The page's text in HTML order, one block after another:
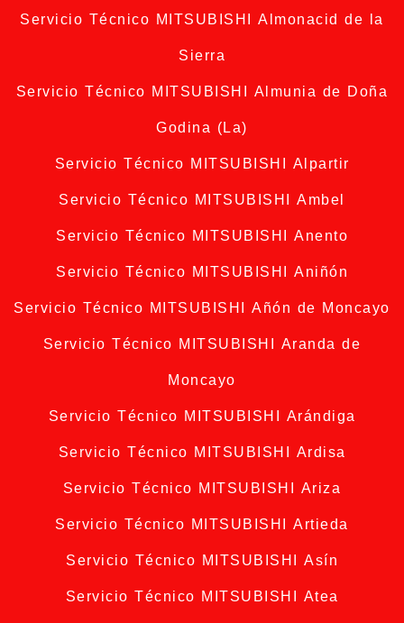
Servicio Técnico MITSUBISHI Almonacid de la
Sierra
Servicio Técnico MITSUBISHI Almunia de Doña
Godina (La)
Servicio Técnico MITSUBISHI Alpartir
Servicio Técnico MITSUBISHI Ambel
Servicio Técnico MITSUBISHI Anento
Servicio Técnico MITSUBISHI Aniñón
Servicio Técnico MITSUBISHI Añón de Moncayo
Servicio Técnico MITSUBISHI Aranda de
Moncayo
Servicio Técnico MITSUBISHI Arándiga
Servicio Técnico MITSUBISHI Ardisa
Servicio Técnico MITSUBISHI Ariza
Servicio Técnico MITSUBISHI Artieda
Servicio Técnico MITSUBISHI Asín
Servicio Técnico MITSUBISHI Atea